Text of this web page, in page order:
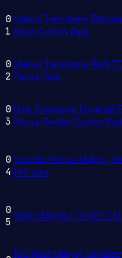
0
1
Makyaj Temizleme
Giant Cotton Pads
0
2
Makyaj Temizleme Pedi
Pamuk Disk
0
3
Ürün Emmeyen Dayanıklı
Pamuk Pedleri Cotton
0
4
Yuvarlak Pamuk Makyaj
140 adet
0
5 DİSK MAKYAJ
100 Adet Makyaj